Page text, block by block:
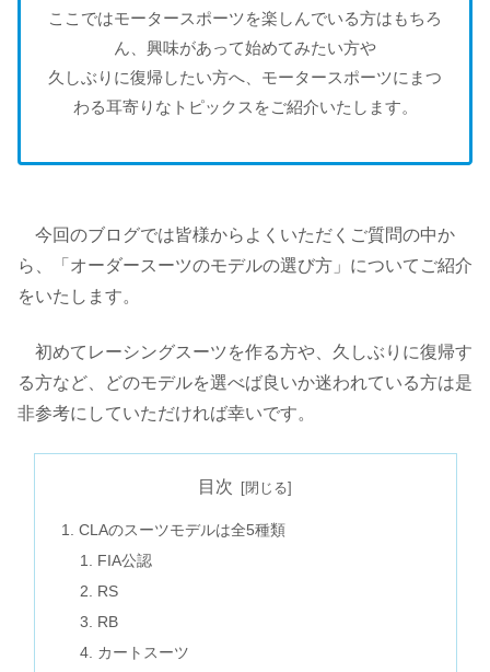
ここではモータースポーツを楽しんでいる方はもちろ
ん、興味があって始めてみたい方や
久しぶりに復帰したい方へ、モータースポーツにまつ
わる耳寄りなトピックスをご紹介いたします。
今回のブログでは皆様からよくいただくご質問の中か
ら、「オーダースーツのモデルの選び方」についてご紹介
をいたします。
初めてレーシングスーツを作る方や、久しぶりに復帰す
る方など、どのモデルを選べば良いか迷われている方は是
非参考にしていただければ幸いです。
目次
CLAのスーツモデルは全5種類
FIA公認
RS
RB
カートスーツ